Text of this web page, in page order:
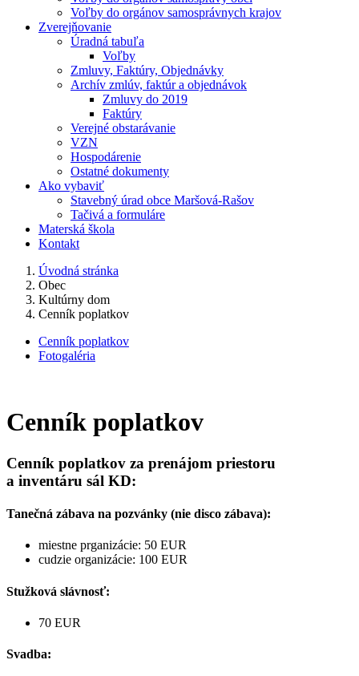
Voľby do orgánov samosprávnych krajov
Zverejňovanie
Úradná tabuľa
Voľby
Zmluvy, Faktúry, Objednávky
Archív zmlúv, faktúr a objednávok
Zmluvy do 2019
Faktúry
Verejné obstarávanie
VZN
Hospodárenie
Ostatné dokumenty
Ako vybaviť
Stavebný úrad obce Maršová-Rašov
Tačivá a formuláre
Materská škola
Kontakt
Úvodná stránka
Obec
Kultúrny dom
Cenník poplatkov
Cenník poplatkov
Fotogaléria
Cenník poplatkov
Cenník poplatkov za prenájom priestoru
a inventáru sál KD:
Tanečná zábava na pozvánky (nie disco zábava):
miestne prganizácie: 50 EUR
cudzie organizácie: 100 EUR
Stužková slávnosť:
70 EUR
Svadba: